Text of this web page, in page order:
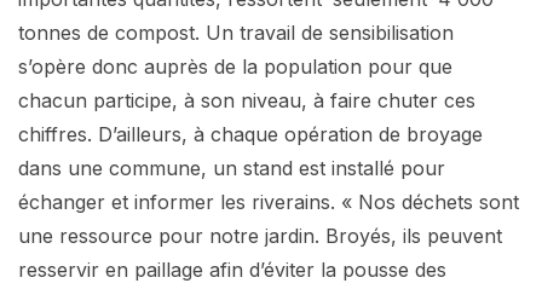
tonnes de compost. Un travail de sensibilisation
s’opère donc auprès de la population pour que
chacun participe, à son niveau, à faire chuter ces
chiffres. D’ailleurs, à chaque opération de broyage
dans une commune, un stand est installé pour
échanger et informer les riverains. « Nos déchets sont
une ressource pour notre jardin. Broyés, ils peuvent
resservir en paillage afin d’éviter la pousse des